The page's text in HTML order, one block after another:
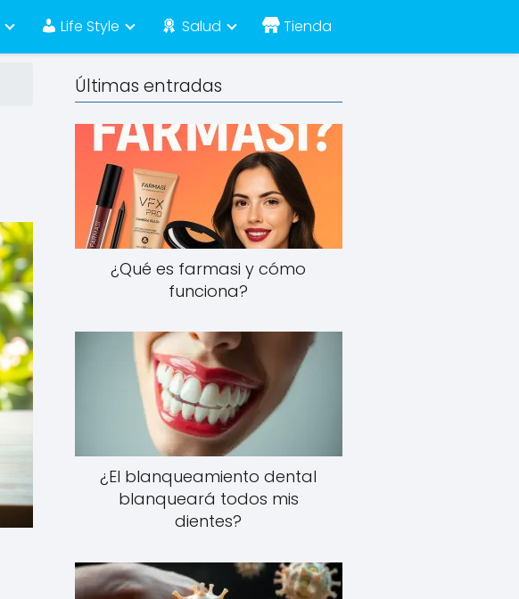
Life Style Salud Tienda
Últimas entradas
¿Qué es farmasi y cómo
funciona?
¿El blanqueamiento dental
blanqueará todos mis
dientes?